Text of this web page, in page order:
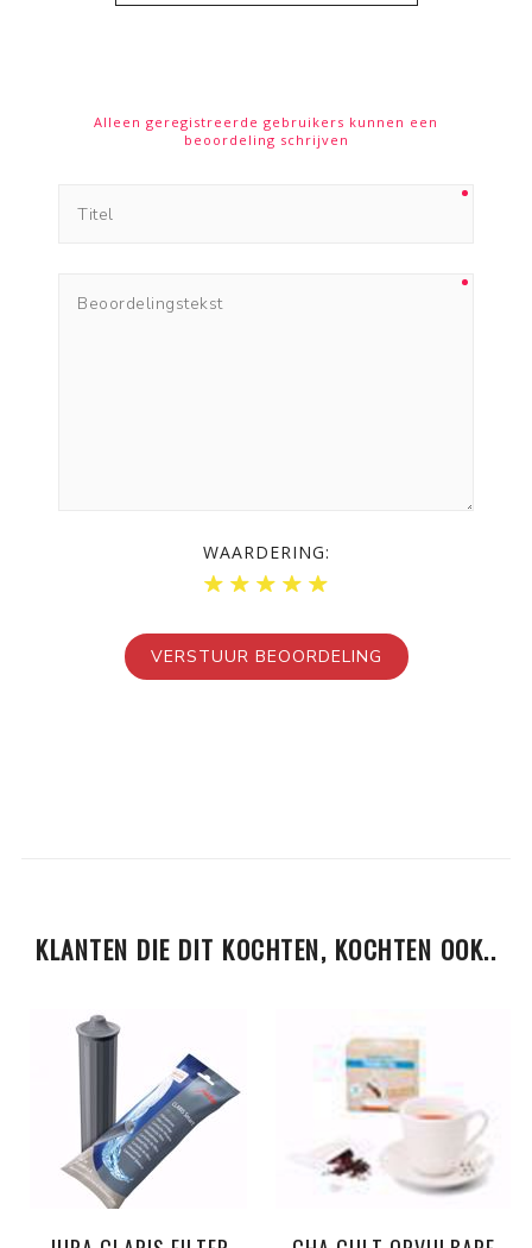
Alleen geregistreerde gebruikers kunnen een
beoordeling schrijven
WAARDERING:
KLANTEN DIE DIT KOCHTEN, KOCHTEN OOK..